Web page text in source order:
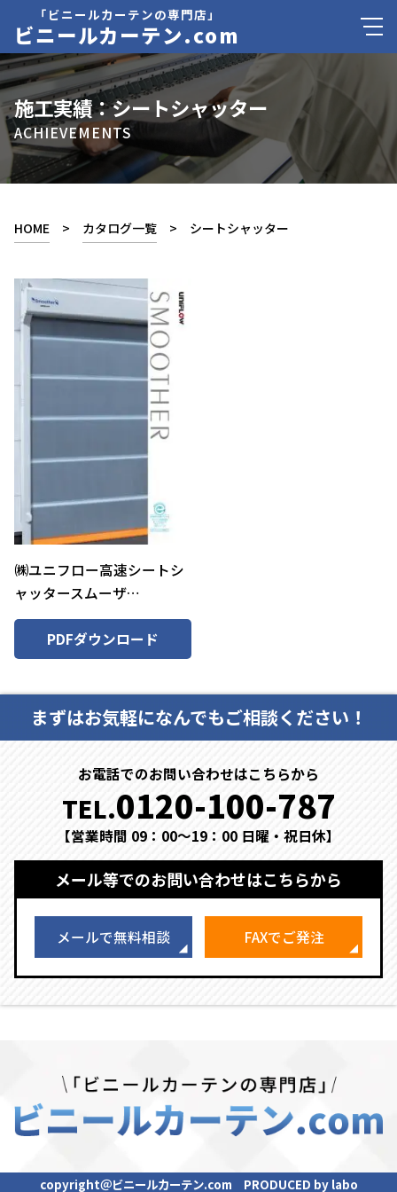
「ビニールカーテンの専門店」
ビニールカーテン.com
施工実績：シートシャッター
ACHIEVEMENTS
HOME > カタログ一覧 > シートシャッター
㈱ユニフロー高速シートシ
ャッタースムーザ…
PDFダウンロード
まずはお気軽になんでもご相談ください！
お電話でのお問い合わせはこちらから
TEL.0120-100-787
【営業時間 09：00～19：00 日曜・祝日休】
メール等でのお問い合わせはこちらから
メールで無料相談 FAXでご発注
copyright＠ビニールカーテン.com PRODUCED by labo